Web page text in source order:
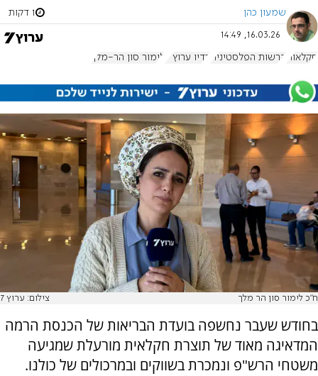
שמעון כהן 1 דקות
16.03.26, 14:49
חקלאות הרשות הפלסטינית רדיו ערוץ 7 לימור סון הר-מלך
ח"כ לימור סון הר מלך צילום: ערוץ 7
בחודש שעבר נחשפה בועדת הבריאות של הכנסת הרמה
המדאיגה מאוד של תוצרת חקלאית מורעלת שמגיעה
משטחי הרש"פ ונמכרת בשווקים ובמרכולים של כולנו.